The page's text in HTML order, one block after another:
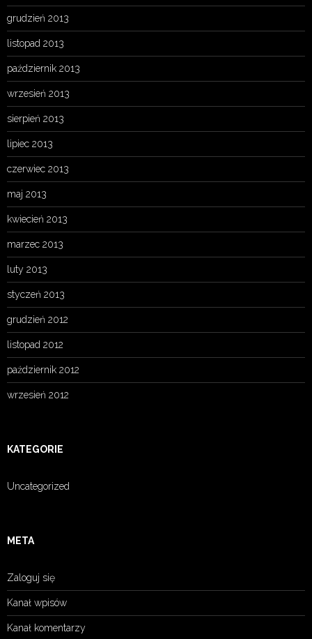
grudzień 2013
listopad 2013
październik 2013
wrzesień 2013
sierpień 2013
lipiec 2013
czerwiec 2013
maj 2013
kwiecień 2013
marzec 2013
luty 2013
styczeń 2013
grudzień 2012
listopad 2012
październik 2012
wrzesień 2012
KATEGORIE
Uncategorized
META
Zaloguj się
Kanał wpisów
Kanał komentarzy